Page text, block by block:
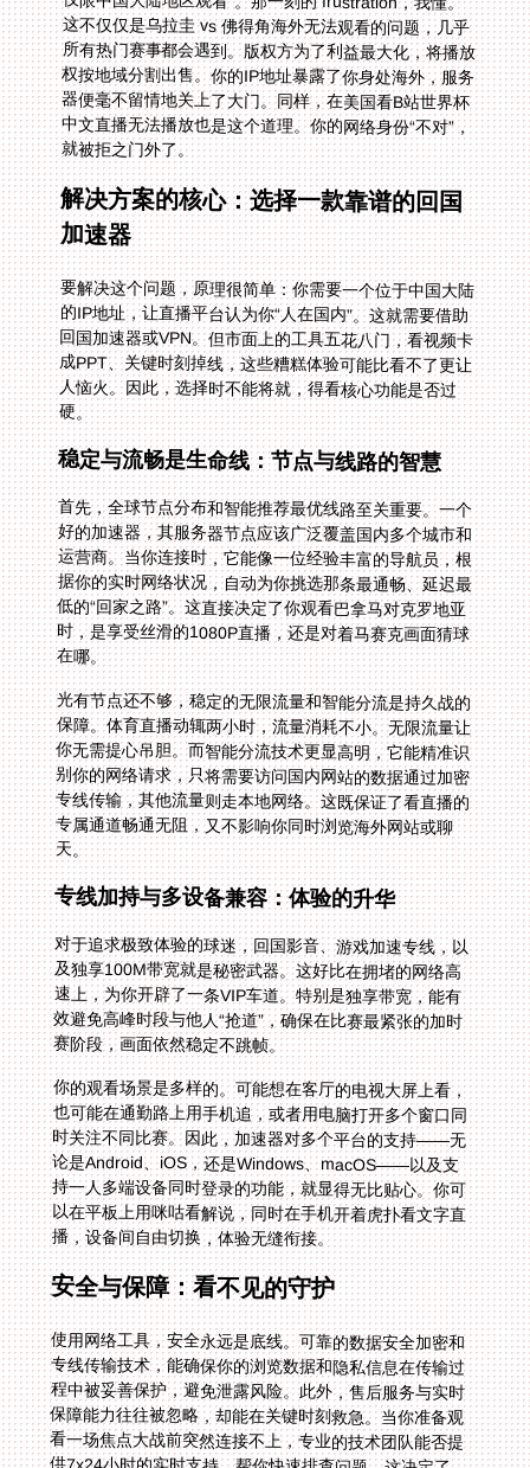
就被拒之门外了。
解决方案的核心：选择一款靠谱的回国
加速器
要解决这个问题，原理很简单：你需要一个位于中国大陆
的IP地址，让直播平台认为你“人在国内”。这就需要借助
回国加速器或VPN。但市面上的工具五花八门，看视频卡
成PPT、关键时刻掉线，这些糟糕体验可能比看不了更让
人恼火。因此，选择时不能将就，得看核心功能是否过
硬。
稳定与流畅是生命线：节点与线路的智慧
首先，全球节点分布和智能推荐最优线路至关重要。一个
好的加速器，其服务器节点应该广泛覆盖国内多个城市和
运营商。当你连接时，它能像一位经验丰富的导航员，根
据你的实时网络状况，自动为你挑选那条最通畅、延迟最
低的“回家之路”。这直接决定了你观看巴拿马对克罗地亚
时，是享受丝滑的1080P直播，还是对着马赛克画面猜球
在哪。
光有节点还不够，稳定的无限流量和智能分流是持久战的
保障。体育直播动辄两小时，流量消耗不小。无限流量让
你无需提心吊胆。而智能分流技术更显高明，它能精准识
别你的网络请求，只将需要访问国内网站的数据通过加密
专线传输，其他流量则走本地网络。这既保证了看直播的
专属通道畅通无阻，又不影响你同时浏览海外网站或聊
天。
专线加持与多设备兼容：体验的升华
对于追求极致体验的球迷，回国影音、游戏加速专线，以
及独享100M带宽就是秘密武器。这好比在拥堵的网络高
速上，为你开辟了一条VIP车道。特别是独享带宽，能有
效避免高峰时段与他人“抢道”，确保在比赛最紧张的加时
赛阶段，画面依然稳定不跳帧。
你的观看场景是多样的。可能想在客厅的电视大屏上看，
也可能在通勤路上用手机追，或者用电脑打开多个窗口同
时关注不同比赛。因此，加速器对多个平台的支持——无
论是Android、iOS，还是Windows、macOS——以及支
持一人多端设备同时登录的功能，就显得无比贴心。你可
以在平板上用咪咕看解说，同时在手机开着虎扑看文字直
播，设备间自由切换，体验无缝衔接。
安全与保障：看不见的守护
使用网络工具，安全永远是底线。可靠的数据安全加密和
专线传输技术，能确保你的浏览数据和隐私信息在传输过
程中被妥善保护，避免泄露风险。此外，售后服务与实时
保障能力往往被忽略，却能在关键时刻救急。当你准备观
看一场焦点大战前突然连接不上，专业的技术团队能否提
供7x24小时的实时支持，帮你快速排查问题，这决定了